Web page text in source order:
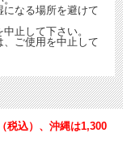
なる場所を避けて
止して下さい。
ご使用を中止して
税込）、沖縄は1,300